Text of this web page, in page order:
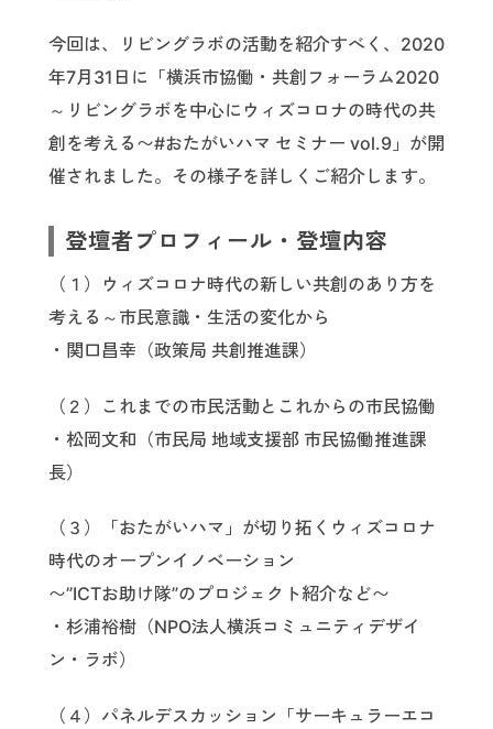
今回は、リビングラボの活動を紹介すべく、2020
年7月31日に「横浜市協働・共創フォーラム2020
～リビングラボを中心にウィズコロナの時代の共
創を考える〜#おたがいハマ セミナー vol.9」が開
催されました。その様子を詳しくご紹介します。
登壇者プロフィール・登壇内容
（１）ウィズコロナ時代の新しい共創のあり方を
考える～市民意識・生活の変化から
・関口昌幸（政策局 共創推進課）
（２）これまでの市民活動とこれからの市民協働
・松岡文和（市民局 地域支援部 市民協働推進課
長）
（３）「おたがいハマ」が切り拓くウィズコロナ
時代のオープンイノベーション
〜”ICTお助け隊”のプロジェクト紹介など〜
・杉浦裕樹（NPO法人横浜コミュニティデザイ
ン・ラボ）
（４）パネルデスカッション「サーキュラーエコ